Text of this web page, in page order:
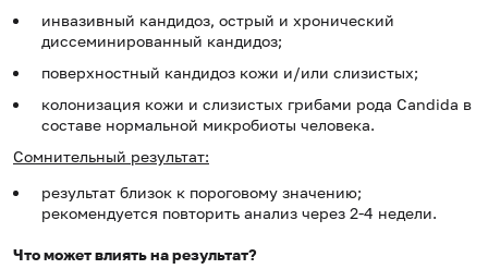
инвазивный кандидоз, острый и хронический
диссеминированный кандидоз;
поверхностный кандидоз кожи и/или слизистых;
колонизация кожи и слизистых грибами рода Candida в
составе нормальной микробиоты человека.
Сомнительный результат:
результат близок к пороговому значению;
рекомендуется повторить анализ через 2-4 недели.
Что может влиять на результат?